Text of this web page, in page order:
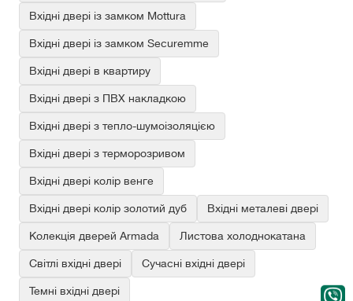
Вхідні двері із замком Mottura
Вхідні двері із замком Securemme
Вхідні двері в квартиру
Вхідні двері з ПВХ накладкою
Вхідні двері з тепло-шумоізоляцією
Вхідні двері з терморозривом
Вхідні двері колір венге
Вхідні двері колір золотий дуб Вхідні металеві двері
Колекція дверей Armada Листова холоднокатана
Світлі вхідні двері Сучасні вхідні двері
Темні вхідні двері